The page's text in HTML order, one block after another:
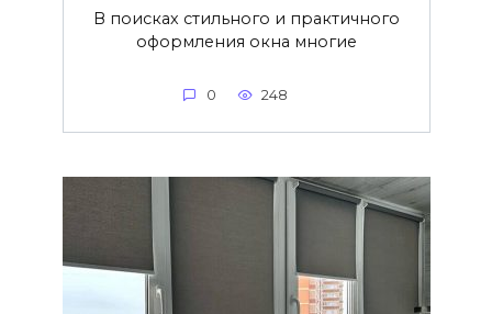
В поисках стильного и практичного
оформления окна многие
0 248